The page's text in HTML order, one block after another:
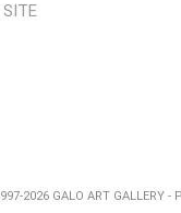
SITE
2026 GALO ART GALLERY -